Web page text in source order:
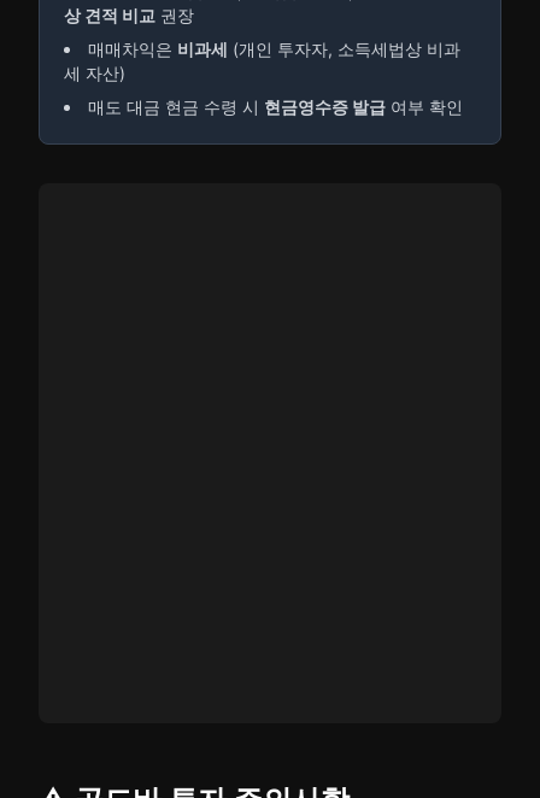
상 견적 비교 권장
매매차익은 비과세 (개인 투자자, 소득세법상 비과
세 자산)
매도 대금 현금 수령 시 현금영수증 발급 여부 확인